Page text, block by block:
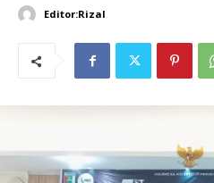
Editor:Rizal